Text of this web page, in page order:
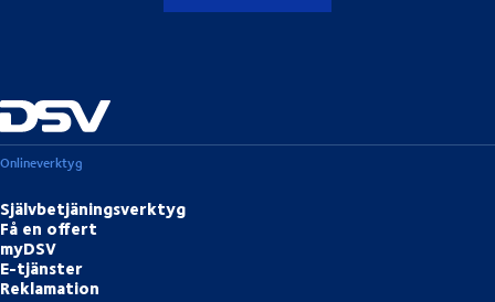
Onlineverktyg
Självbetjäningsverktyg
Få en offert
myDSV
E-tjänster
Reklamation